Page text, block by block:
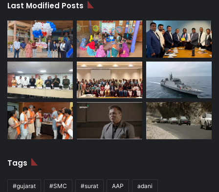
Last Modified Posts
Tags
#gujarat #SMC #surat AAP adani